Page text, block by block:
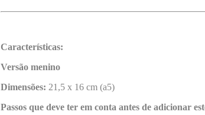
Características:
Versão menino
Dimensões: 21,5 x 16 cm (a5)
Passos que deve ter em conta antes de adicionar